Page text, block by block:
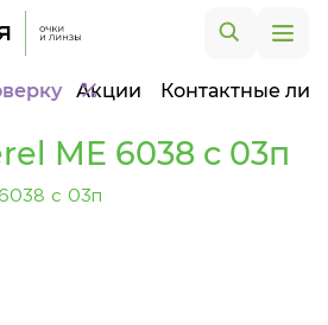
Акции Контактные
ME 6038 c 03п